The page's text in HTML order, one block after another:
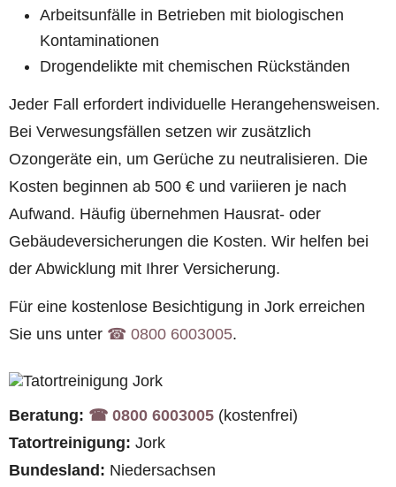
Arbeitsunfälle in Betrieben mit biologischen
Kontaminationen
Drogendelikte mit chemischen Rückständen
Jeder Fall erfordert individuelle Herangehensweisen.
Bei Verwesungsfällen setzen wir zusätzlich
Ozongeräte ein, um Gerüche zu neutralisieren. Die
Kosten beginnen ab 500 € und variieren je nach
Aufwand. Häufig übernehmen Hausrat- oder
Gebäudeversicherungen die Kosten. Wir helfen bei
der Abwicklung mit Ihrer Versicherung.
Für eine kostenlose Besichtigung in Jork erreichen
Sie uns unter ☎︎ 0800 6003005.
Beratung: ☎︎ 0800 6003005 (kostenfrei)
Tatortreinigung: Jork
Bundesland: Niedersachsen